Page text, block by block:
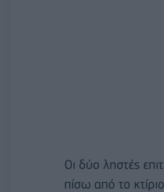
Οι δύο ληστές
πίσω από το